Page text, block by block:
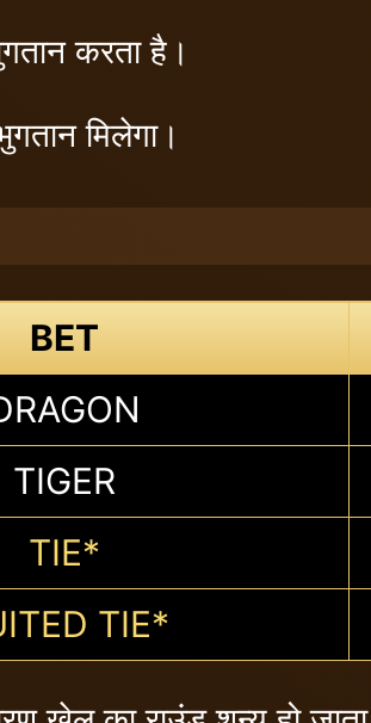
करता है।
मिलेगा।
BET
TIGER
TIE*
TIE*